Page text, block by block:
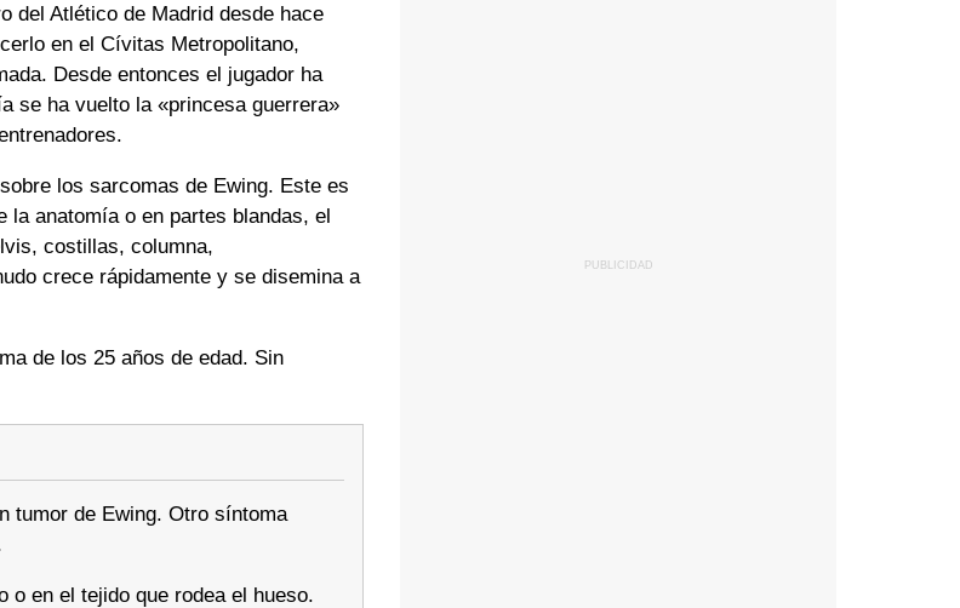
del Atlético de Madrid desde hace
en el Cívitas Metropolitano,
Desde entonces el jugador ha
se ha vuelto la «princesa guerrera»
los sarcomas de Ewing. Este es
la anatomía o en partes blandas, el
costillas, columna,
crece rápidamente y se disemina a
de los 25 años de edad. Sin
tumor de Ewing. Otro síntoma
o en el tejido que rodea el hueso.